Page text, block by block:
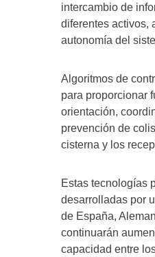
intercambio de
diferentes activos,
autonomía del
Algoritmos de
para proporcionar
orientación,
prevención de
cisterna y los
Estas tecnologías
desarrolladas por
de España,
continuarán
capacidad entre